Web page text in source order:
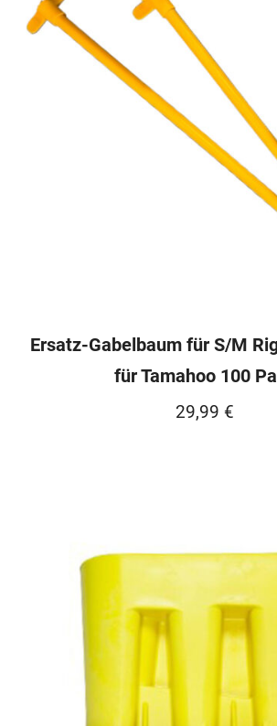
Ersatz-Gabelbaum für S/M
für Tamahoo 100
29,99 €